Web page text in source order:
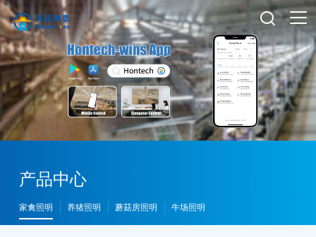

产品中心
家禽照明 养猪照明 蘑菇房照明 牛场照明